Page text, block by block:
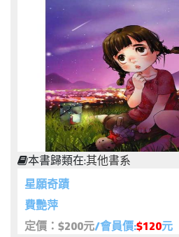
本書歸類在:其他書系
星願奇蹟
費艷萍
定價：$200元/會員價:$120元